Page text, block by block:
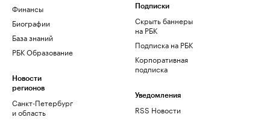
Финансы
Биографии
База знаний
РБК Образование
Новости
регионов
Санкт-Петербург
и область
Подписки
Скрыть баннеры
на РБК
Подписка на РБК
Корпоративная
подписка
Уведомления
RSS Новости